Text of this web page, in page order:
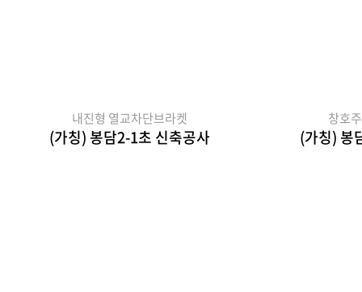
내진형 열교차단브라켓
(가칭) 봉담2-1초 신축공사
창호
(가칭) 봉